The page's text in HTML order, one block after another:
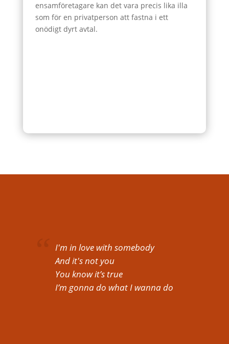
ensamföretagare kan det vara precis lika illa
som för en privatperson att fastna i ett
onödigt dyrt avtal.
I'm in love with somebody
And it's not you
You know it’s true
I’m gonna do what I wanna do